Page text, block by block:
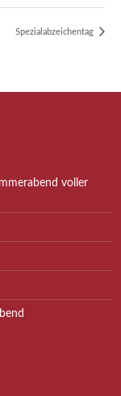
Spezialabzeichentag
voller